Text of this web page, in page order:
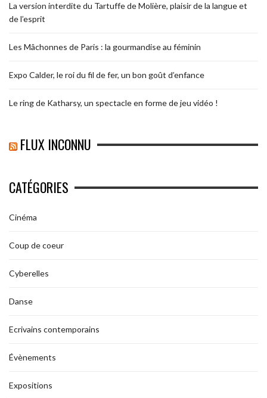
La version interdite du Tartuffe de Molière, plaisir de la langue et
de l’esprit
Les Mâchonnes de Paris : la gourmandise au féminin
Expo Calder, le roi du fil de fer, un bon goût d’enfance
Le ring de Katharsy, un spectacle en forme de jeu vidéo !
FLUX INCONNU
CATÉGORIES
Cinéma
Coup de coeur
Cyberelles
Danse
Ecrivains contemporains
Évènements
Expositions